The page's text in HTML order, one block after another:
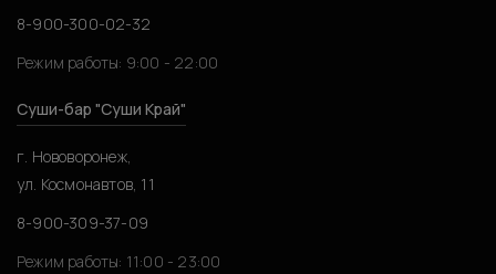
8-900-300-02-32
Режим работы: 9:00 - 22:00
Суши-бар "Суши Край"
г. Нововоронеж,
ул. Космонавтов, 11
8-900-309-37-09
Режим работы: 11:00 - 23:00